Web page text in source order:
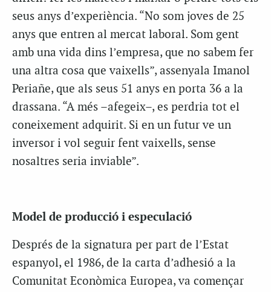
seus anys d’experiència. “No som joves de 25
anys que entren al mercat laboral. Som gent
amb una vida dins l’empresa, que no sabem fer
una altra cosa que vaixells”, assenyala Imanol
Periañe, que als seus 51 anys en porta 36 a la
drassana. “A més –afegeix–, es perdria tot el
coneixement adquirit. Si en un futur ve un
inversor i vol seguir fent vaixells, sense
nosaltres seria inviable”.
Model de producció i especulació
Després de la signatura per part de l’Estat
espanyol, el 1986, de la carta d’adhesió a la
Comunitat Econòmica Europea, va començar